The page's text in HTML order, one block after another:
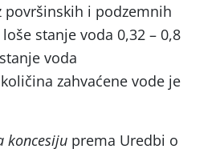
površinskih i podzemnih
stanje voda 0,32 – 0,8
voda
zahvaćene vode je
koncesiju prema Uredbi o